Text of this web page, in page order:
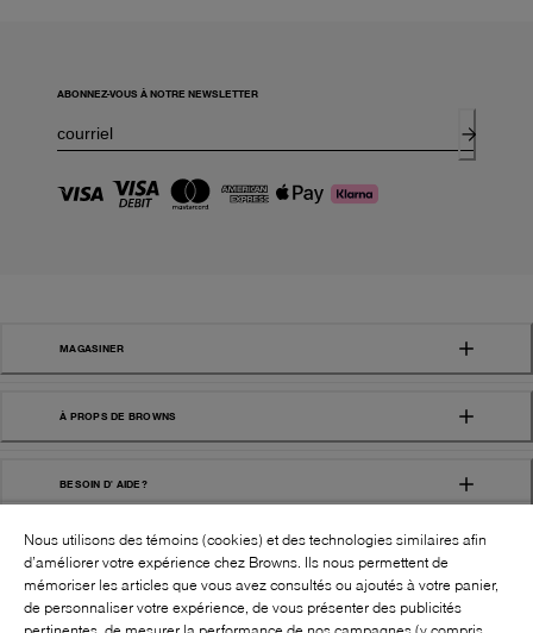
ABONNEZ-VOUS À NOTRE NEWSLETTER
MAGASINER
À PROPS DE BROWNS
BESOIN D' AIDE?
Nous utilisons des témoins (cookies) et des technologies similaires afin
d’améliorer votre expérience chez Browns. Ils nous permettent de
mémoriser les articles que vous avez consultés ou ajoutés à votre panier,
de personnaliser votre expérience, de vous présenter des publicités